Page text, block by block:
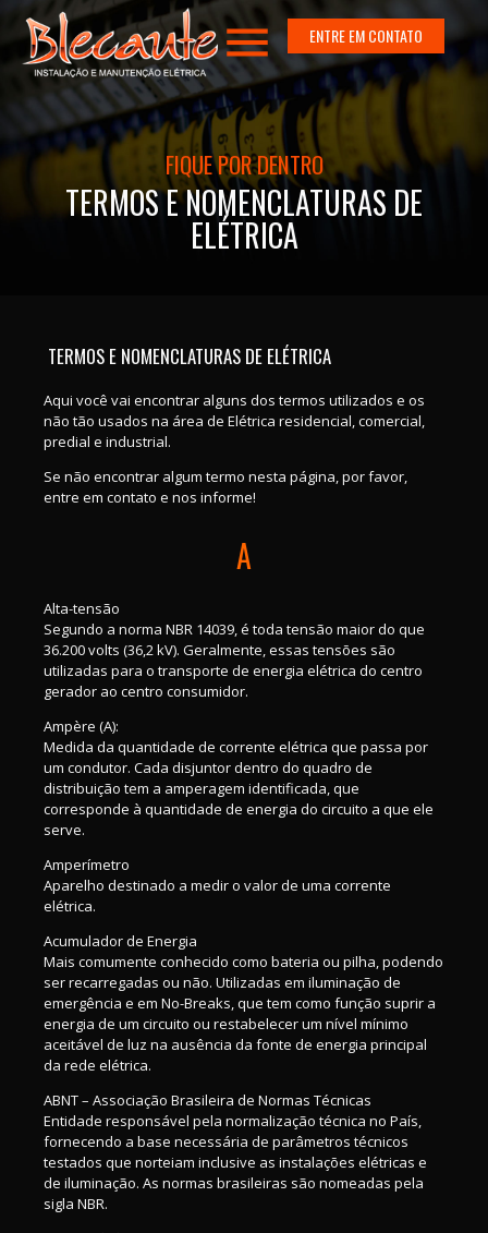
ENTRE EM CONTATO
menu
FIQUE POR DENTRO
TERMOS E NOMENCLATURAS DE
ELÉTRICA
TERMOS E NOMENCLATURAS DE ELÉTRICA
Aqui você vai encontrar alguns dos termos utilizados e os
não tão usados na área de Elétrica residencial, comercial,
predial e industrial.
Se não encontrar algum termo nesta página, por favor,
entre em contato e nos informe!
A
Alta-tensão
Segundo a norma NBR 14039, é toda tensão maior do que
36.200 volts (36,2 kV). Geralmente, essas tensões são
utilizadas para o transporte de energia elétrica do centro
gerador ao centro consumidor.
Ampère (A):
Medida da quantidade de corrente elétrica que passa por
um condutor. Cada disjuntor dentro do quadro de
distribuição tem a amperagem identificada, que
corresponde à quantidade de energia do circuito a que ele
serve.
Amperímetro
Aparelho destinado a medir o valor de uma corrente
elétrica.
Acumulador de Energia
Mais comumente conhecido como bateria ou pilha, podendo
ser recarregadas ou não. Utilizadas em iluminação de
emergência e em No-Breaks, que tem como função suprir a
energia de um circuito ou restabelecer um nível mínimo
aceitável de luz na ausência da fonte de energia principal
da rede elétrica.
ABNT – Associação Brasileira de Normas Técnicas
Entidade responsável pela normalização técnica no País,
fornecendo a base necessária de parâmetros técnicos
testados que norteiam inclusive as instalações elétricas e
de iluminação. As normas brasileiras são nomeadas pela
sigla NBR.